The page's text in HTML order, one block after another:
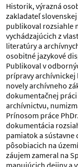
Historik, výrazná
zakladateľ
publikoval rozsiahle
vychádzajúcich z
literatúry a
osobitné jazykové
Publikoval v
prípravy archívnickej
novely archívneho
dokumentačnej
archívnictvu,
Prínosom práce
dokumentácia
pamiatok a
pôsobiacich na
záujem zameral na
mapujúcich dejiny a